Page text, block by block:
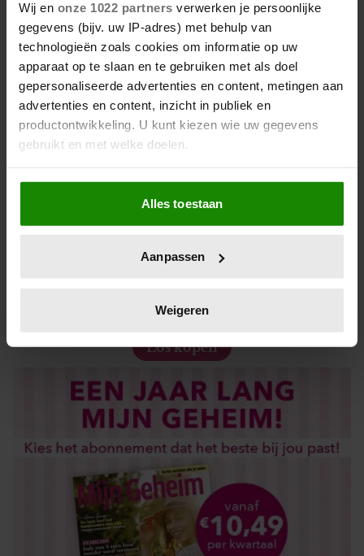
Wij en onze 1022 partners verwerken je persoonlijke
gegevens (bijv. uw IP-adres) met behulp van
technologieën zoals cookies om informatie op uw
apparaat op te slaan en te gebruiken met als doel
gepersonaliseerde advertenties en content, metingen aan
advertenties en content, inzicht in publiek en
productontwikkeling. U kunt kiezen wie uw gegevens
gebruikt en met welke doelen.
Als u het toestaat, willen we ook graag:
Informatie verzamelen over uw geografische locatie,
die tot een paar meter nauwkeurig kan zijn
op specifieke eigenschappen (fingerprinting)
verwerkt en stel uw voorkeuren in het
intrekken in de Cookieverklaring.
We gebruiken cookies om content en advertenties te
personaliseren, om functies voor social media te bieden
en om ons websiteverkeer te analyseren. Ook delen we
informatie over uw gebruik van onze site met onze
partners voor social media, adverteren en analyse. Deze
partners kunnen deze gegevens combineren met andere
informatie die u aan ze heeft verstrekt of die ze hebben
verzameld op basis van uw gebruik van hun services. U
gaat akkoord met onze cookies als u onze website blijft
Alles toestaan
Aanpassen
Weigeren
De nieuwe Mijn Geheim ligt nu in de winkel
Digitaal lezen
Los kopen